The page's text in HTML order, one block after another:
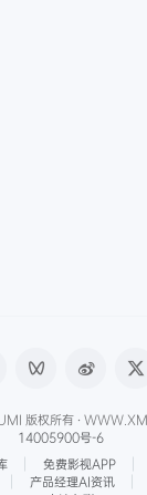
版权所有 ·
14005900号-6
免费影视APP
产品经理AI资讯